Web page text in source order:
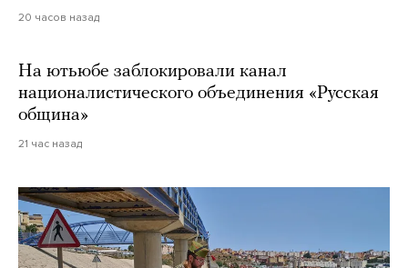
20 часов назад
На ютьюбе заблокировали канал
националистического объединения «Русская
община»
21 час назад